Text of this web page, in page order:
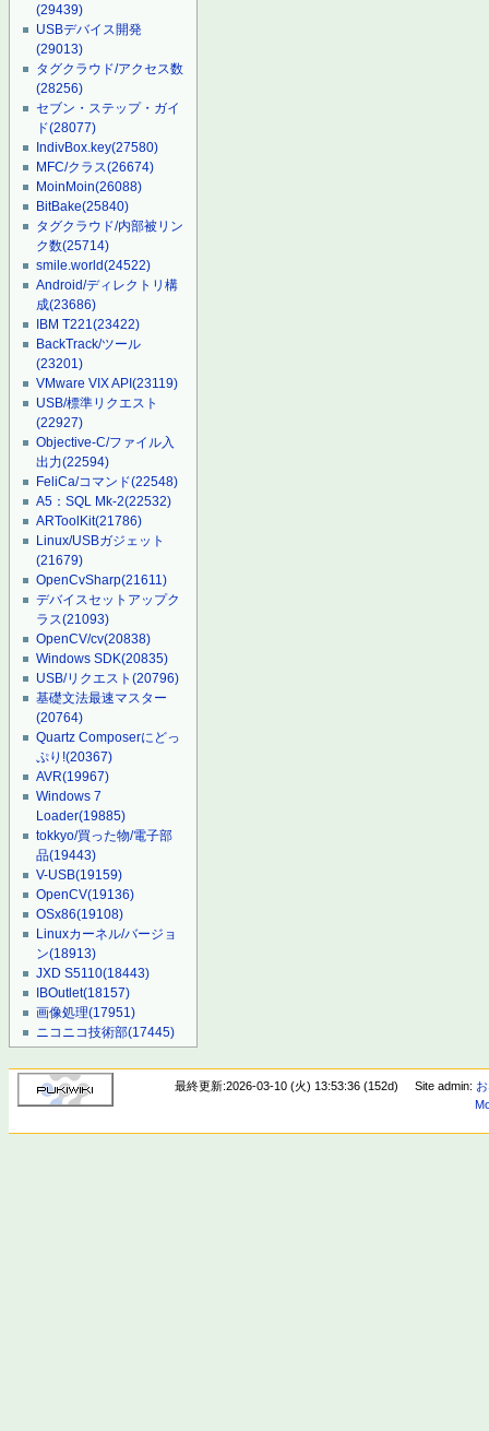
(29439)
USBデバイス開発
(29013)
タグクラウド/アクセス数
(28256)
セブン・ステップ・ガイ
ド(28077)
IndivBox.key(27580)
MFC/クラス(26674)
MoinMoin(26088)
BitBake(25840)
タグクラウド/内部被リン
ク数(25714)
smile.world(24522)
Android/ディレクトリ構
成(23686)
IBM T221(23422)
BackTrack/ツール
(23201)
VMware VIX API(23119)
USB/標準リクエスト
(22927)
Objective-C/ファイル入
出力(22594)
FeliCa/コマンド(22548)
A5：SQL Mk-2(22532)
ARToolKit(21786)
Linux/USBガジェット
(21679)
OpenCvSharp(21611)
デバイスセットアップク
ラス(21093)
OpenCV/cv(20838)
Windows SDK(20835)
USB/リクエスト(20796)
基礎文法最速マスター
(20764)
Quartz Composerにどっ
ぷり!(20367)
AVR(19967)
Windows 7
Loader(19885)
tokkyo/買った物/電子部
品(19443)
V-USB(19159)
OpenCV(19136)
OSx86(19108)
Linuxカーネル/バージョ
ン(18913)
JXD S5110(18443)
IBOutlet(18157)
画像処理(17951)
ニコニコ技術部(17445)
最終更新:2026-03-10 (火) 13:53:36 (152d) Site admin: